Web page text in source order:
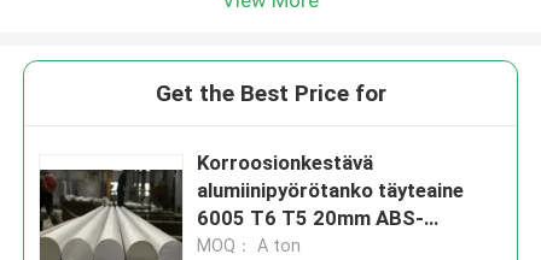
Get the Best Price for
Korroosionkestävä
alumiinipyörötanko täyteaine
6005 T6 T5 20mm ABS-
sertifikaatilla
MOQ： A ton